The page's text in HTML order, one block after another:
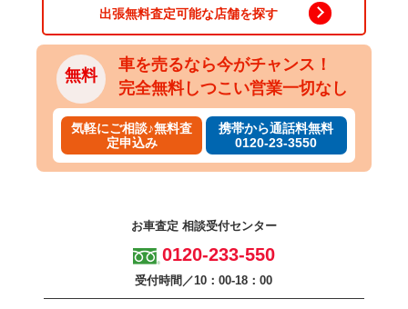
出張無料査定可能な店舗を探す
無料
車を売るなら今がチャンス！
完全無料しつこい営業一切なし
気軽にご相談♪無料査
定申込み
携帯から通話料無料
0120-23-3550
お車査定 相談受付センター
0120-233-550
受付時間／10：00-18：00